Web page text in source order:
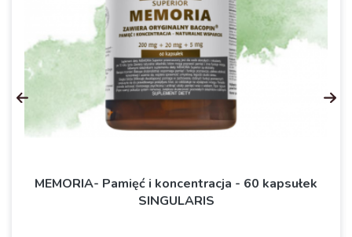
MEMORIA- Pamięć i koncentracja - 60 kapsułek
SINGULARIS